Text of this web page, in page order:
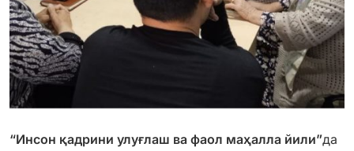
“Инсон қадрини улуғлаш ва фаол маҳалла йили”да